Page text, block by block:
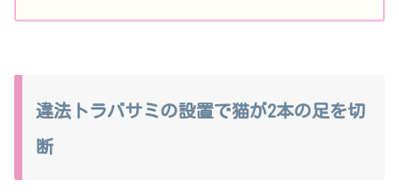
違法トラバサミの設置で猫が2本の足を切
断